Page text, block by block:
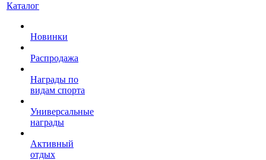
Каталог
Новинки
Распродажа
Награды по
видам спорта
Универсальные
награды
Активный
отдых